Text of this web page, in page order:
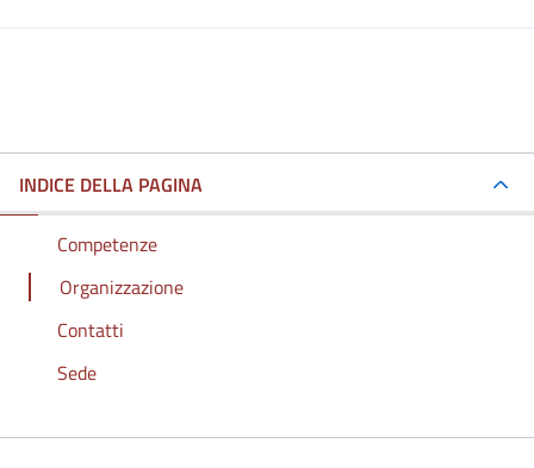
INDICE DELLA PAGINA
Competenze
Organizzazione
Contatti
Sede